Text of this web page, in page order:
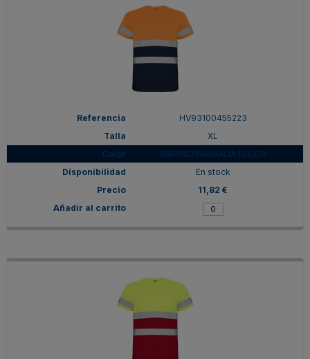
HV93100455223
XL
MARINO/NARANJA FLUOR
En stock
11,82 €